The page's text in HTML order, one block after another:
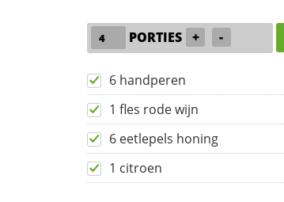
PORTIES + -
6 handperen
1 fles rode wijn
6 eetlepels honing
1 citroen